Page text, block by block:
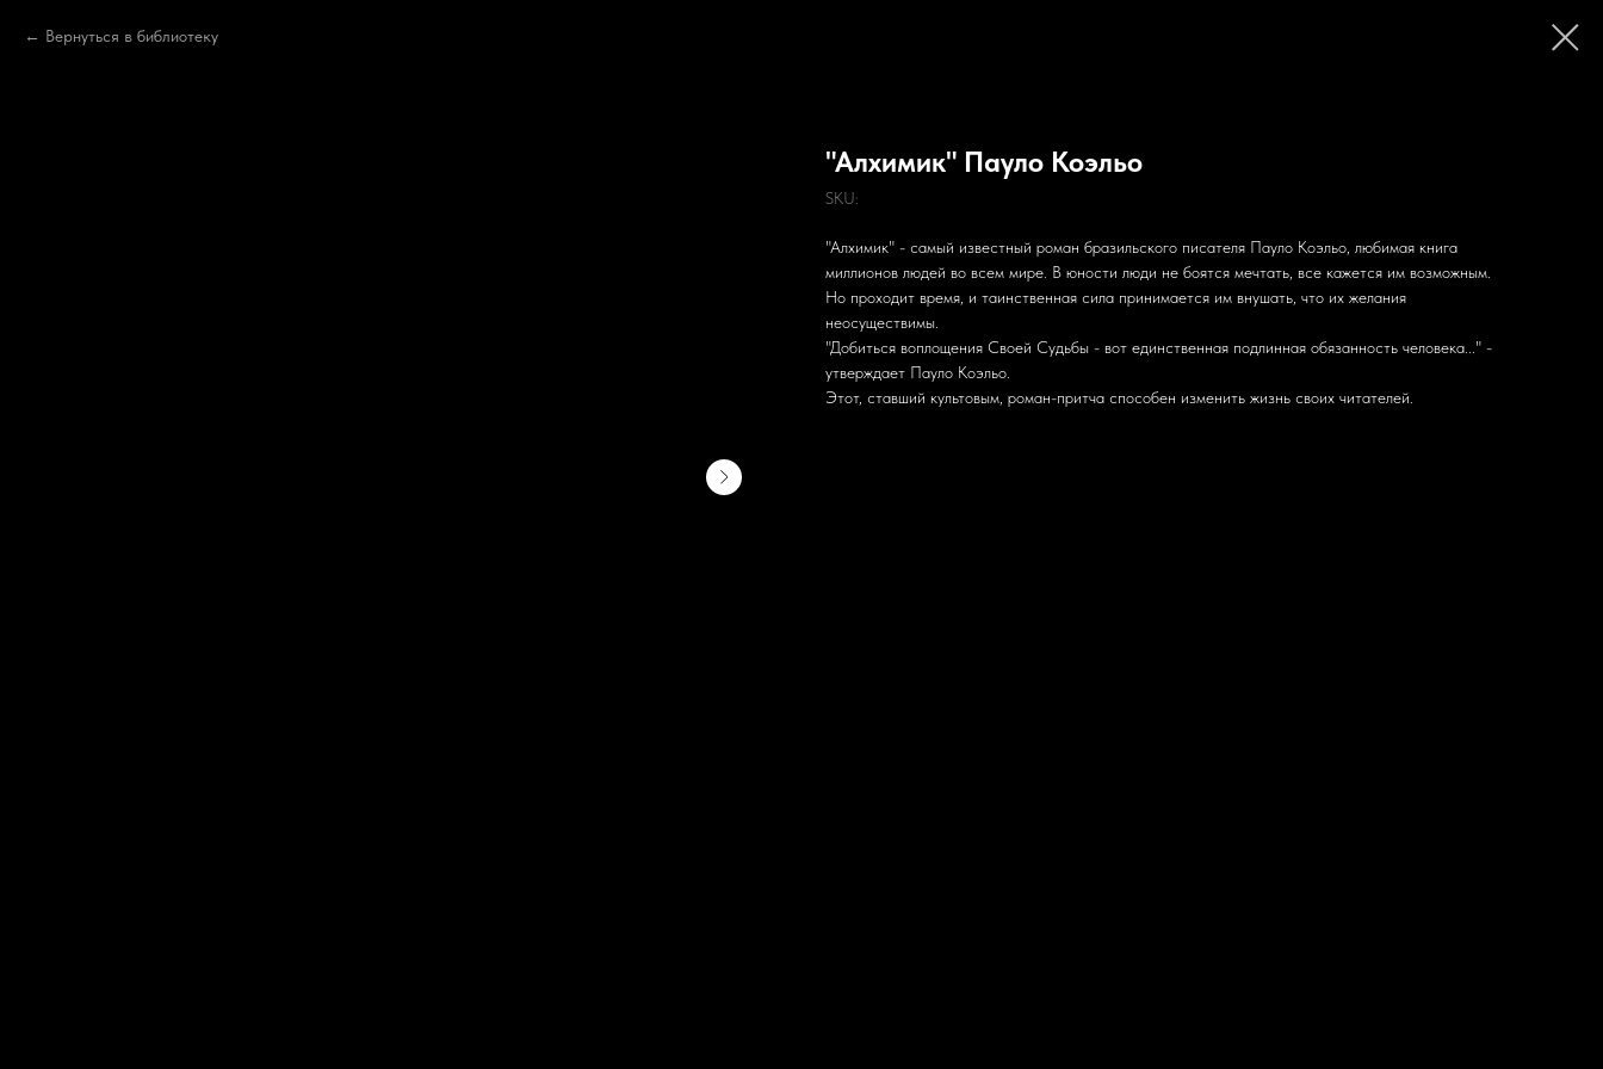
Вернуться в библиотеку
"Алхимик" Пауло Коэльо
SKU:
"Алхимик" - самый известный роман бразильского писателя Пауло Коэльо, любимая книга
миллионов людей во всем мире. В юности люди не боятся мечтать, все кажется им возможным.
Но проходит время, и таинственная сила принимается им внушать, что их желания
неосуществимы.
"Добиться воплощения Своей Судьбы - вот единственная подлинная обязанность человека..." -
утверждает Пауло Коэльо.
Этот, ставший культовым, роман-притча способен изменить жизнь своих читателей.